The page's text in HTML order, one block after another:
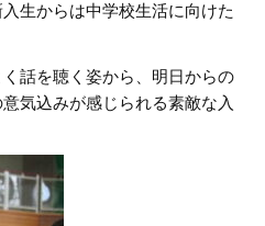
生からは中学校生活に向けた
話を聴く姿から、明日からの
気込みが感じられる素敵な入